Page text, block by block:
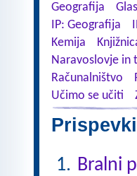
Geografija
IP: Geografija
Kemija
Naravoslovje in
Računalništvo
Učimo se učiti
Bralni